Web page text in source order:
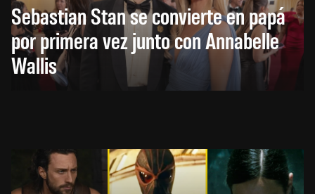
Sebastian Stan se convierte en papá
por primera vez junto con Annabelle
Wallis